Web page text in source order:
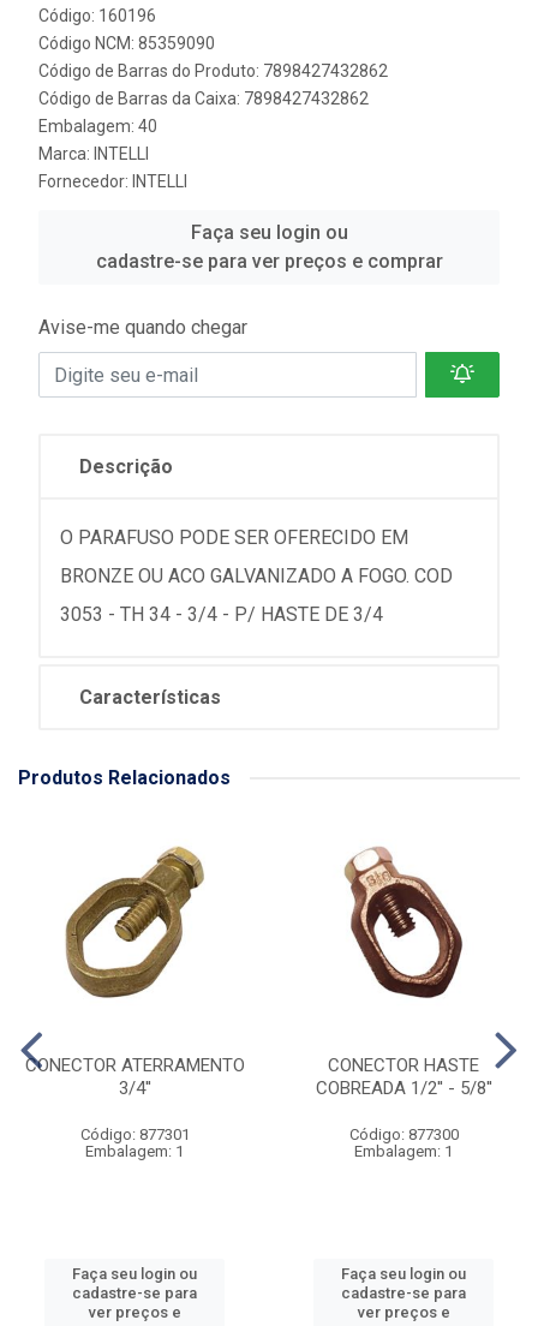
Código: 160196
Código NCM: 85359090
Código de Barras do Produto: 7898427432862
Código de Barras da Caixa: 7898427432862
Embalagem: 40
Marca: INTELLI
Fornecedor: INTELLI
Faça seu login ou
cadastre-se para ver preços e comprar
Avise-me quando chegar
Descrição
O PARAFUSO PODE SER OFERECIDO EM
BRONZE OU ACO GALVANIZADO A FOGO. COD
3053 - TH 34 - 3/4 - P/ HASTE DE 3/4
Características
Produtos Relacionados
CONECTOR ATERRAMENTO
3/4''
Código: 877301
Embalagem: 1
Faça seu login ou
cadastre-se para
ver preços e
CONECTOR HASTE
COBREADA 1/2'' - 5/8''
Código: 877300
Embalagem: 1
Faça seu login ou
cadastre-se para
ver preços e